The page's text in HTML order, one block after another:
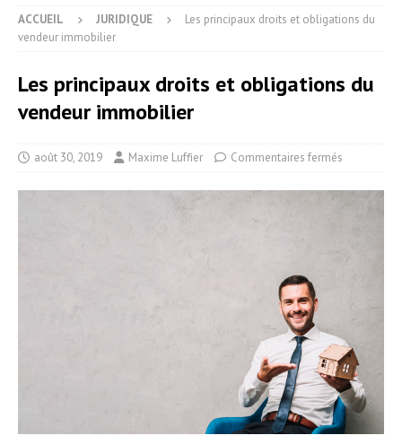
ACCUEIL JURIDIQUE
Les principaux droits et obligations du
vendeur immobilier
Les principaux droits et obligations du
vendeur immobilier
août 30, 2019 Maxime Luffier Commentaires fermés